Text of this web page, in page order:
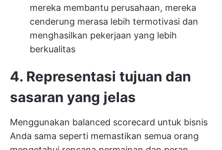
mereka membantu perusahaan, mereka
cenderung merasa lebih termotivasi dan
menghasilkan pekerjaan yang lebih
berkualitas
4. Representasi tujuan dan
sasaran yang jelas
Menggunakan balanced scorecard untuk bisnis
Anda sama seperti memastikan semua orang